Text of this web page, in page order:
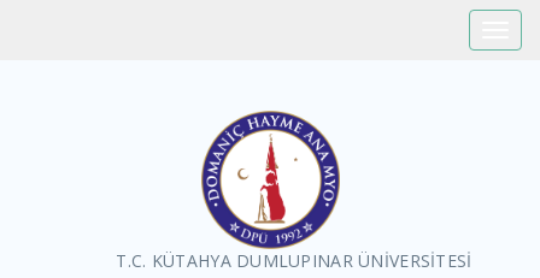
T.C. KÜTAHYA DUMLUPINAR ÜNİVERSİTESİ